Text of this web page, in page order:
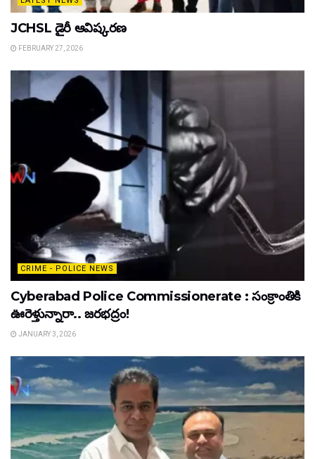
JCHSL డైరీ ఆవిష్కరణ
FEBRUARY 27, 2026
CRIME - POLICE NEWS
Cyberabad Police Commissionerate : సంక్రాంతికి
ఊరెళ్తున్నారా.. జరభద్రం!
JANUARY 3, 2026